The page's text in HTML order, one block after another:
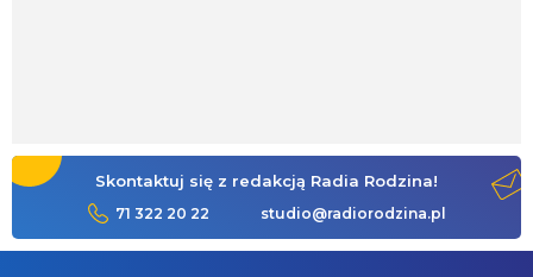
Skontaktuj się z redakcją Radia Rodzina!
71 322 20 22 studio@radiorodzina.pl